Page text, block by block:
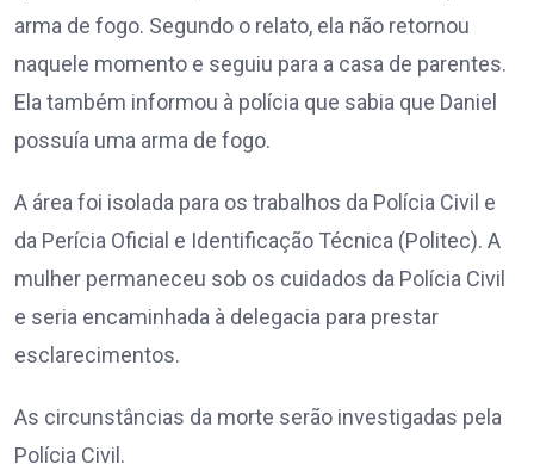
arma de fogo. Segundo o relato, ela não retornou
naquele momento e seguiu para a casa de parentes.
Ela também informou à polícia que sabia que Daniel
possuía uma arma de fogo.
A área foi isolada para os trabalhos da Polícia Civil e
da Perícia Oficial e Identificação Técnica (Politec). A
mulher permaneceu sob os cuidados da Polícia Civil
e seria encaminhada à delegacia para prestar
esclarecimentos.
As circunstâncias da morte serão investigadas pela
Polícia Civil.